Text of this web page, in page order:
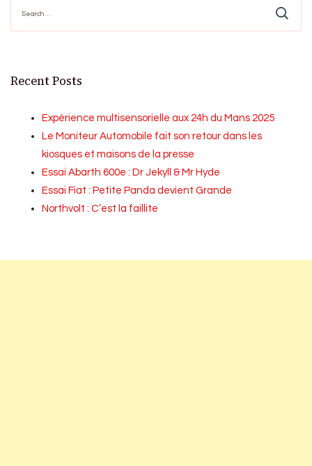
for:
Recent Posts
Expérience multisensorielle aux 24h du Mans 2025
Le Moniteur Automobile fait son retour dans les
kiosques et maisons de la presse
Essai Abarth 600e : Dr Jekyll & Mr Hyde
Essai Fiat : Petite Panda devient Grande
Northvolt : C’est la faillite